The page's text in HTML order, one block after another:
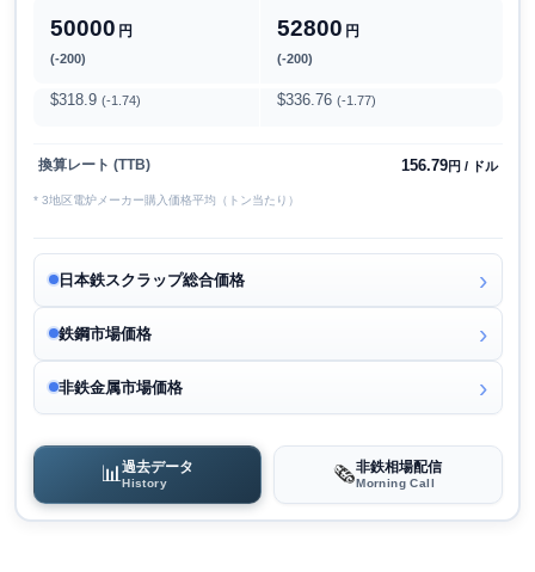
50000 円
(-200)
52800 円
(-200)
$318.9 (-1.74) $336.76 (-1.77)
換算レート (TTB) 156.79円 / ドル
* 3地区電炉メーカー購入価格平均（トン当たり）
日本鉄スクラップ総合価格
鉄鋼市場価格
非鉄金属市場価格
📊過去データ
History 🗞️非鉄相場配信
Morning Call